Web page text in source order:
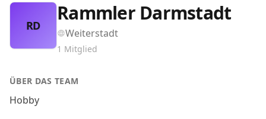
RD
Rammler Darmstadt
Weiterstadt
1 Mitglied
ÜBER DAS TEAM
Hobby